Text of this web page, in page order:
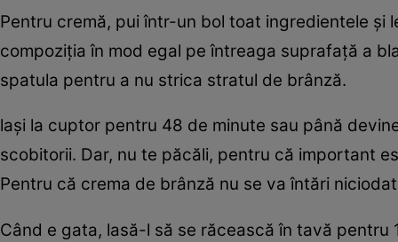
Pentru cremă, pui într-un bol toat ingredientele şi
compoziţia în mod egal pe întreaga suprafaţă a
spatula pentru a nu strica stratul de brânză.
laşi la cuptor pentru 48 de minute sau până
scobitorii. Dar, nu te păcăli, pentru că important
Pentru că crema de brânză nu se va întări
Când e gata, lasă-l să se răcească în tavă